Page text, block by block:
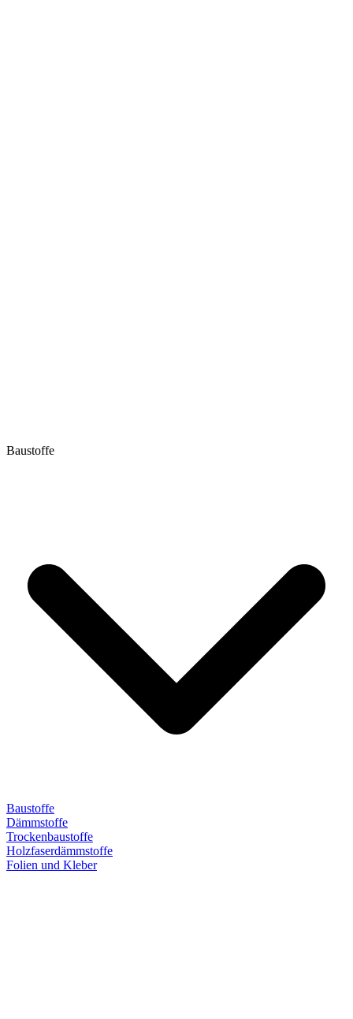
Baustoffe
Baustoffe
Dämmstoffe
Trockenbaustoffe
Holzfaserdämmstoffe
Folien und Kleber